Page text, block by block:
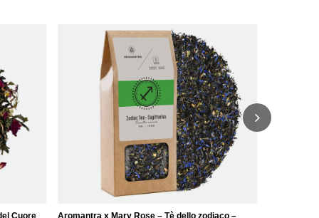
Cuore Aromantra x Mary Rose – Tè dello zodiaco –